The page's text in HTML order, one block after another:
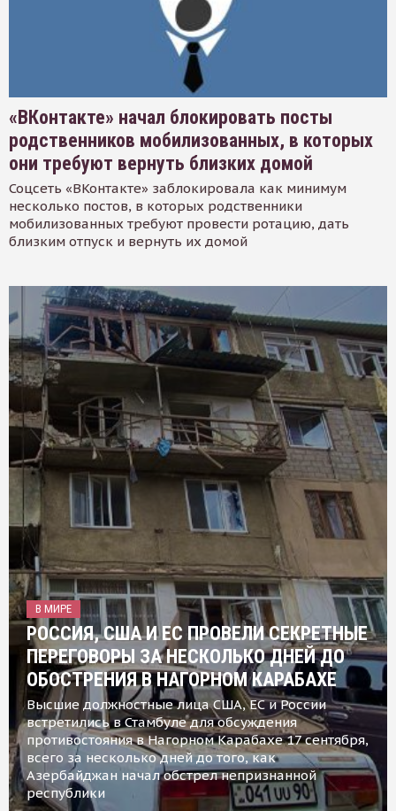
«ВКонтакте» начал блокировать посты
родственников мобилизованных, в которых
они требуют вернуть близких домой
Соцсеть «ВКонтакте» заблокировала как минимум
несколько постов, в которых родственники
мобилизованных требуют провести ротацию, дать
близким отпуск и вернуть их домой
В МИРЕ
РОССИЯ, США И ЕС ПРОВЕЛИ СЕКРЕТНЫЕ
ПЕРЕГОВОРЫ ЗА НЕСКОЛЬКО ДНЕЙ ДО
ОБОСТРЕНИЯ В НАГОРНОМ КАРАБАХЕ
Высшие должностные лица США, ЕС и России
встретились в Стамбуле для обсуждения
противостояния в Нагорном Карабахе 17 сентября,
всего за несколько дней до того, как
Азербайджан начал обстрел непризнанной
республики